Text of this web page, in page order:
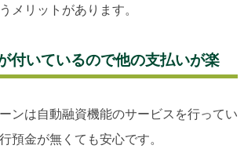
メリットがあります。
付いているので他の支払いが楽
ンは自動融資機能のサービスを行ってい
預金が無くても安心です。